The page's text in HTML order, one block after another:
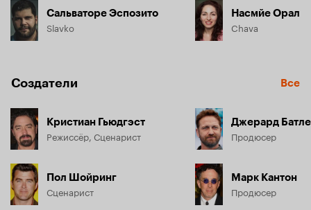
Сальваторе Эспозито
Slavko
Насмйе Орал
Chava
Создатели Все
Кристиан Гьюдгэст
Режиссёр, Сценарист
Пол Шойринг
Сценарист
Джерард
Продюсер
Марк Кантон
Продюсер